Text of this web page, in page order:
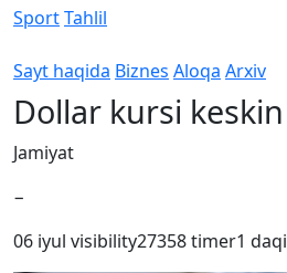
SportTahlil
Sayt haqida Biznes Aloqa Arxiv
Dollar kursi
Jamiyat
−
06 iyul visibility27358timer1